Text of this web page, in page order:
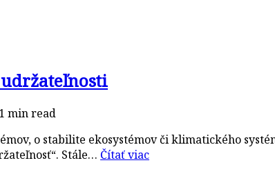
1 min read
o stabilite ekosystémov či klimatického
Stále… Čítať viac